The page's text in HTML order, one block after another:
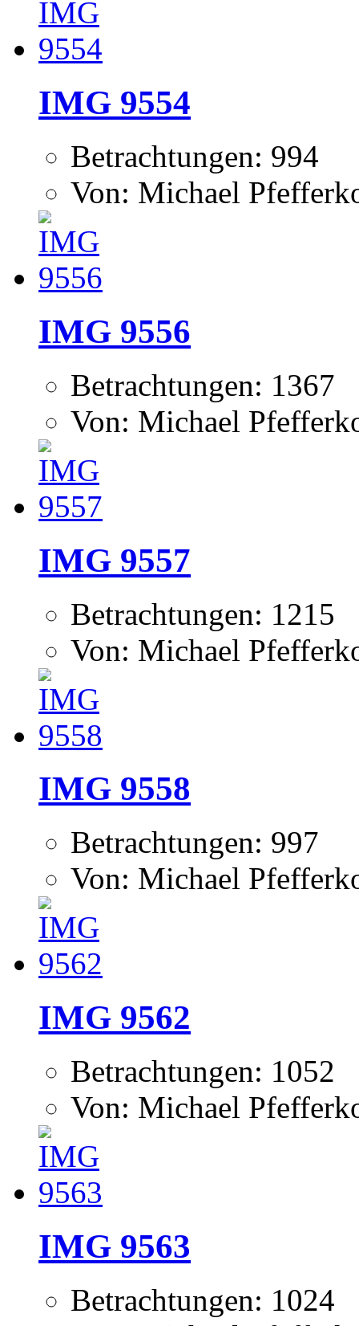
IMG 9554
Betrachtungen: 994
Von: Michael
IMG 9556
Betrachtungen: 1367
Von: Michael
IMG 9557
Betrachtungen: 1215
Von: Michael
IMG 9558
Betrachtungen: 997
Von: Michael
IMG 9562
Betrachtungen: 1052
Von: Michael
IMG 9563
Betrachtungen: 1024